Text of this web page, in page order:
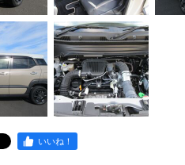
いいね！